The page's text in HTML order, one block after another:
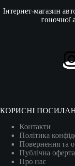
Інтернет-магазин
гоночної
КОРИСНІ
Контакти
Політика
Повернення та
Публічна оферта
Про нас